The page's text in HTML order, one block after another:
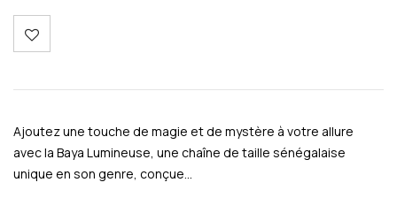
Ajoutez une touche de magie et de mystère à votre allure
avec la Baya Lumineuse, une chaîne de taille sénégalaise
unique en son genre, conçue…